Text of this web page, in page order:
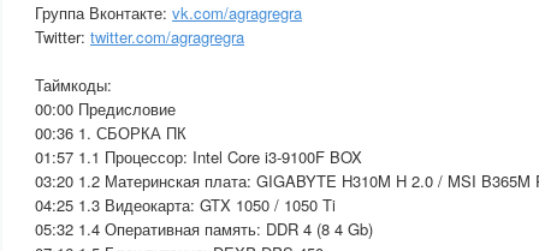
Группа Вконтакте: vk.com/agragregra
Twitter: twitter.com/agragregra
Таймкоды:
00:00 Предисловие
00:36 1. СБОРКА ПК
01:57 1.1 Процессор: Intel Core i3-9100F BOX
03:20 1.2 Материнская плата: GIGABYTE H310M H 2.0 / MSI B365M
04:25 1.3 Видеокарта: GTX 1050 / 1050 Ti
05:32 1.4 Оперативная память: DDR 4 (8 4 Gb)